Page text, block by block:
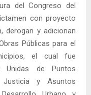
del Congreso del
con proyecto
derogan y adicionan
Públicas para el
el cual fue
Unidas de Puntos
Justicia y Asuntos